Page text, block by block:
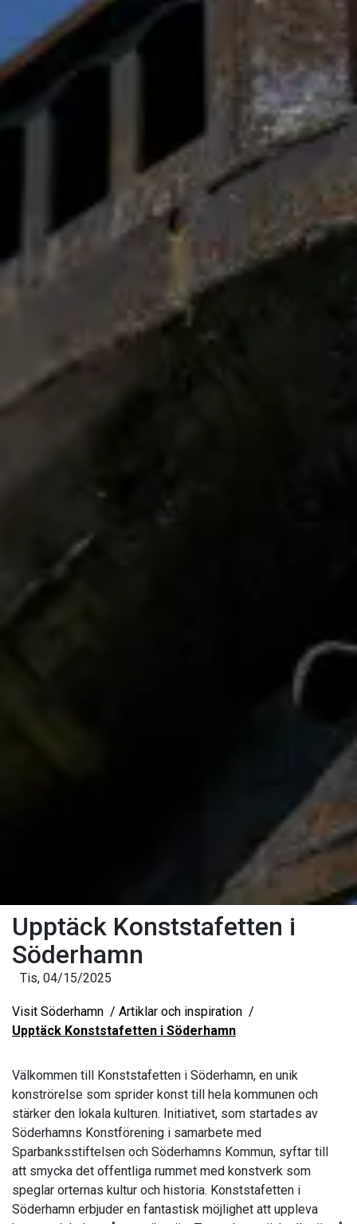
Upptäck Konststafetten i
Söderhamn
Tis, 04/15/2025
Visit Söderhamn
Artiklar och inspiration
Upptäck Konststafetten i Söderhamn
Välkommen till Konststafetten i Söderhamn, en unik
konströrelse som sprider konst till hela kommunen och
stärker den lokala kulturen. Initiativet, som startades av
Söderhamns Konstförening i samarbete med
Sparbanksstiftelsen och Söderhamns Kommun, syftar till
att smycka det offentliga rummet med konstverk som
speglar orternas kultur och historia. Konststafetten i
Söderhamn erbjuder en fantastisk möjlighet att uppleva